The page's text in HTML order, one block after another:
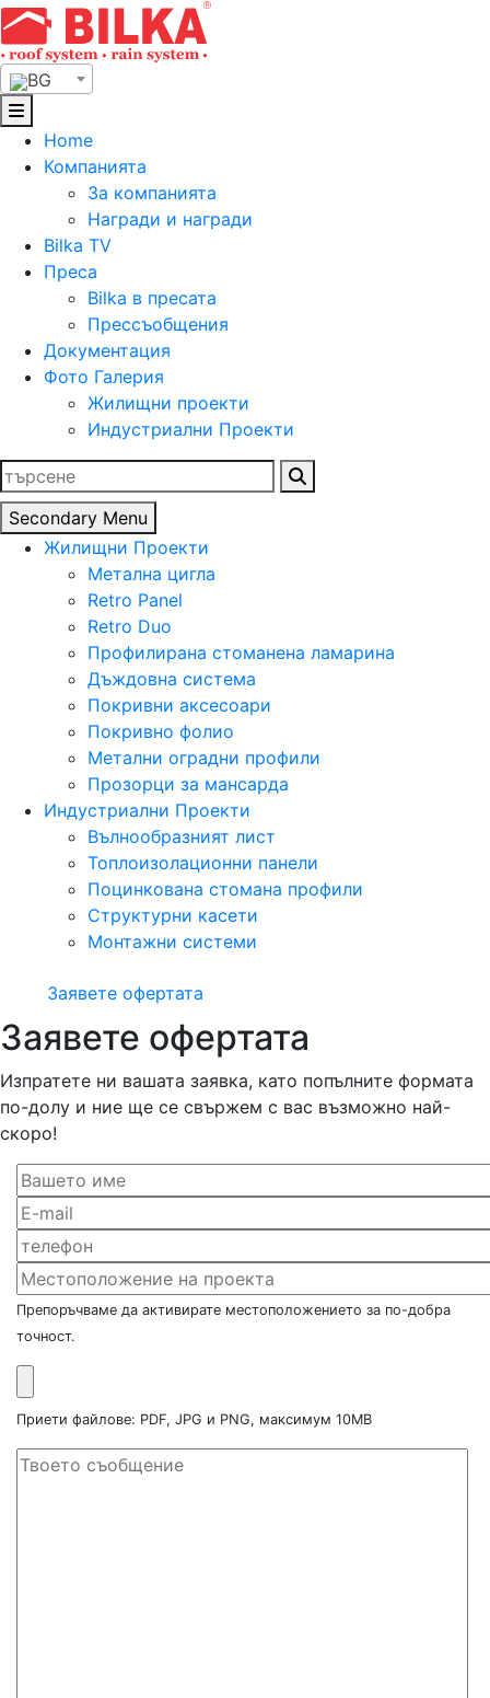
Skip
to
content
BG
Home
Компанията
За компанията
Награди и награди
Bilka TV
Преса
Bilka в пресата
Прессъобщения
Документация
Фото Галерия
Жилищни проекти
Индустриални Проекти
Търсене
за:
Secondary Menu
Жилищни Проекти
Метална цигла
Retro Panel
Retro Duo
Профилирана стоманена ламарина
Дъждовна система
Покривни аксесоари
Покривно фолио
Метални оградни профили
Прозорци за мансарда
Индустриални Проекти
Вълнообразният лист
Топлоизолационни панели
Поцинкована стомана профили
Структурни касети
Монтажни системи
Заявете офертата
Заявете офертата
Изпратете ни вашата заявка, като попълните формата
по-долу и ние ще се свържем с вас възможно най-
скоро!
Препоръчваме да активирате местоположението за по-добра
точност.
Приети файлове: PDF, JPG и PNG, максимум 10MB